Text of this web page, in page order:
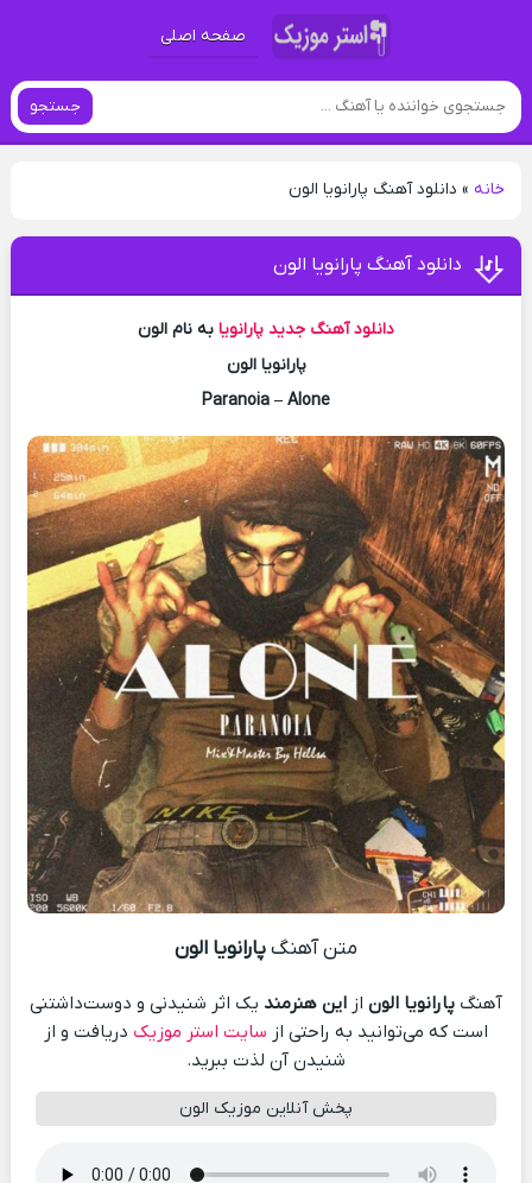
صفحه اصلی
جستجو
خانه» دانلود آهنگ پارانویا الون
دانلود آهنگ پارانویا الون
دانلود آهنگ جدید پارانویا به نام الون
پارانویا الون
Paranoia – Alone
متن آهنگپارانویا الون
آهنگ پارانویا الون از این هنرمند یک اثر شنیدنی و دوست‌داشتنی
است که می‌توانید به راحتی از سایت استر موزیک دریافت و از
شنیدن آن لذت ببرید.
پخش آنلاین موزیک الون